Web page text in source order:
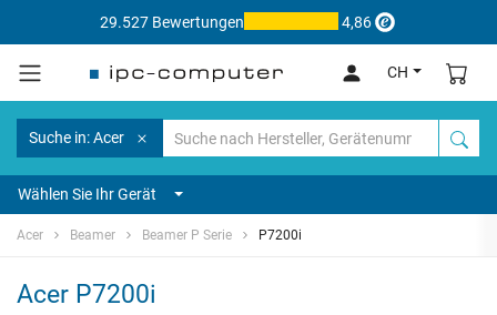
29.527 Bewertungen 4,86
CH
Suche in: Acer
Wählen Sie Ihr Gerät
Acer Beamer Beamer P Serie P7200i
Acer P7200i